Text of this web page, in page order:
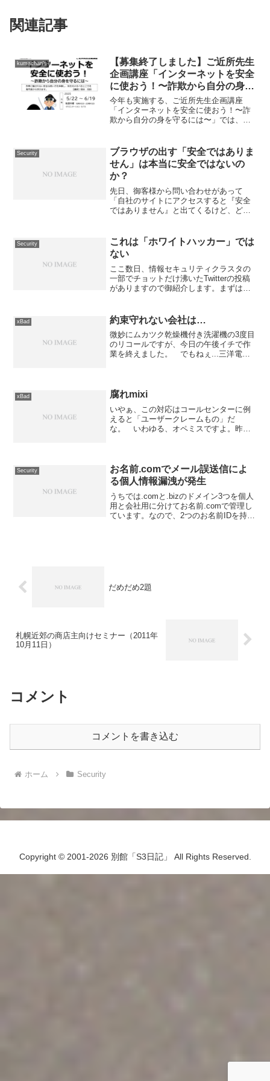
関連記事
kumachan's
【募集終了しました】ご近所先生
企画講座「インターネットを安全
に使おう！〜詐欺から自分の身を
守るには〜」で前年から追加され
る内容
今年も実施する、ご近所先生企画講座
「インターネットを安全に使おう！〜詐
欺から自分の身を守るには〜」では、常
追加になった項目が幾つか発生していま
す。公開されているカリ...
Security
ブラウザの出す「安全ではありま
せん」は本当に安全ではないの
か？
先日、御客様から問い合わせがあって
「自社のサイトにアクセスすると『安全
ではありません』と出てくるけど、どう
ーバー証明書を入れる事」という回答
か、「気にすんな」という回答...
Security
これは「ホワイトハッカー」では
ない
ここ数日、情報セキュリティクラスタの
一部でチョットだけ沸いたTwitterの投稿
がありますので御紹介します。まずは
イトがあったのでハッキングをしてデー
タベースを取...
xBad 約束守れない会社は…
微妙にムカツク乾燥機付き洗濯機の3度目
のリコールですが、今日の午後イチで作
業を終えました。 でもねぇ...三洋電機
業の希望時間帯のア...
xBad 腐れmixi
いやぁ、この対応はコールセンターに例
えると「ユーザークレームもの」だ
な。 いわゆる、オペミスですよ。昨
状態になっている」というの...
Security
お名前.comでメール誤送信によ
る個人情報漏洩が発生
うちでは.comと.bizのドメイン3つを個人
用と会社用に分けてお名前.comで管理し
ています。なので、2つのお名前IDを持っ
だめだめ2題
札幌近郊の商店主向けセミナー（2011年
10月11日）
コメント
コメントを書き込む
ホーム Security
Copyright © 2001-2026 別館「S3日記」 All Rights Reserved.